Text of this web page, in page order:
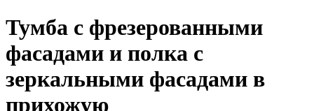
Тумба с фрезерованными
фасадами и полка с
зеркальными фасадами в
прихожую